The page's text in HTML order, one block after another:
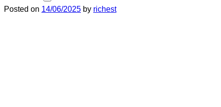
Posted on 14/06/2025 by richest